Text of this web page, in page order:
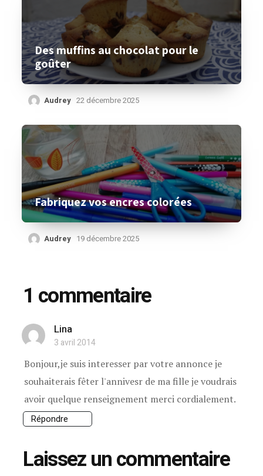
Des muffins au chocolat pour le
goûter
Audrey 22 décembre 2025
Fabriquez vos encres colorées
Audrey 19 décembre 2025
1 commentaire
Lina
3 avril 2014
Bonjour,je suis interesser par votre annonce je
souhaiterais fêter l'annivesr de ma fille je voudrais
avoir quelque renseignement merci cordialement.
Répondre
Laissez un commentaire